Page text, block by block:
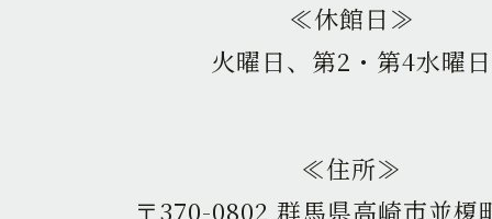
≪休館日≫
火曜日、第2・第4水曜日
≪住所≫
〒370-0802 群馬県高崎市並榎